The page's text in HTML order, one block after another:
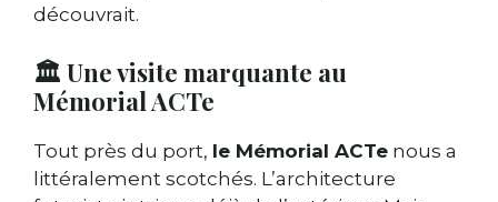
découvrait.
🏛️ Une visite marquante au
Mémorial ACTe
Tout près du port, le Mémorial ACTe nous a
littéralement scotchés. L’architecture